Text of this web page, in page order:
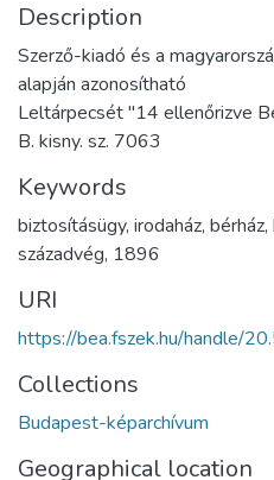
Description
Szerző-kiadó és a
alapján azonosítható
Leltárpecsét "14 ellenőrizve
B. kisny. sz. 7063
Keywords
biztosításügy, irodaház, bérház,
századvég, 1896
URI
https://bea.fszek.hu/handle/
Collections
Budapest-képarchívum
Geographical location